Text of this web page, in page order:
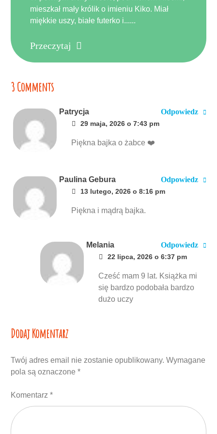
mieszkał mały królik o imieniu Kiko. Miał
miękkie uszy, białe futerko i......
Przeczytaj
3 Comments
Patrycja
29 maja, 2026 o 7:43 pm
Piękna bajka o żabce ❤️
Odpowiedz
Paulina Gebura
13 lutego, 2026 o 8:16 pm
Piękna i mądrą bajka.
Odpowiedz
Melania
22 lipca, 2026 o 6:37 pm
Cześć mam 9 lat. Książka mi
się bardzo podobała bardzo
dużo uczy
Odpowiedz
Dodaj Komentarz
Twój adres email nie zostanie opublikowany. Wymagane
pola są oznaczone*
Komentarz*